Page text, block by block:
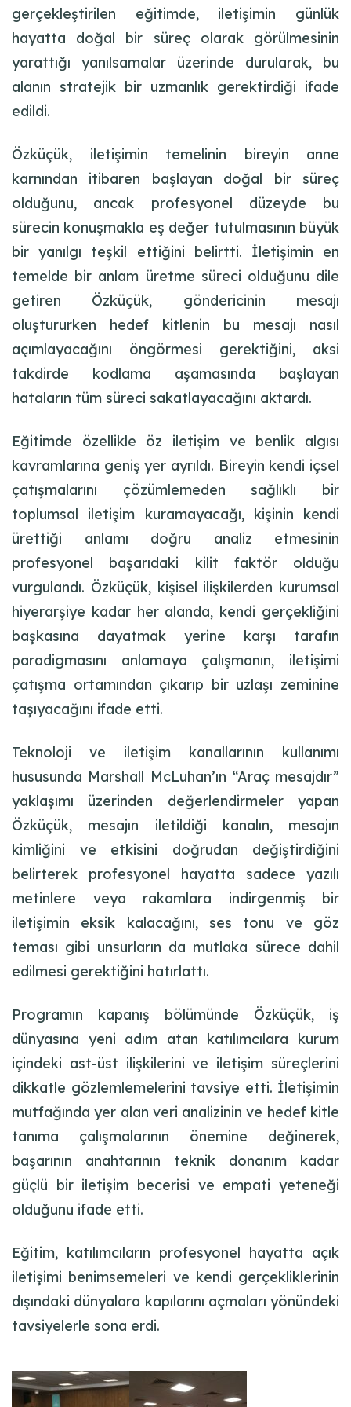
gerçekleştirilen eğitimde, iletişimin günlük
hayatta doğal bir süreç olarak görülmesinin
yarattığı yanılsamalar üzerinde durularak, bu
alanın stratejik bir uzmanlık gerektirdiği ifade
edildi.
Özküçük, iletişimin temelinin bireyin anne
karnından itibaren başlayan doğal bir süreç
olduğunu, ancak profesyonel düzeyde bu
sürecin konuşmakla eş değer tutulmasının büyük
bir yanılgı teşkil ettiğini belirtti. İletişimin en
temelde bir anlam üretme süreci olduğunu dile
getiren Özküçük, göndericinin mesajı
oluştururken hedef kitlenin bu mesajı nasıl
açımlayacağını öngörmesi gerektiğini, aksi
takdirde kodlama aşamasında başlayan
hataların tüm süreci sakatlayacağını aktardı.
Eğitimde özellikle öz iletişim ve benlik algısı
kavramlarına geniş yer ayrıldı. Bireyin kendi içsel
çatışmalarını çözümlemeden sağlıklı bir
toplumsal iletişim kuramayacağı, kişinin kendi
ürettiği anlamı doğru analiz etmesinin
profesyonel başarıdaki kilit faktör olduğu
vurgulandı. Özküçük, kişisel ilişkilerden kurumsal
hiyerarşiye kadar her alanda, kendi gerçekliğini
başkasına dayatmak yerine karşı tarafın
paradigmasını anlamaya çalışmanın, iletişimi
çatışma ortamından çıkarıp bir uzlaşı zeminine
taşıyacağını ifade etti.
Teknoloji ve iletişim kanallarının kullanımı
hususunda Marshall McLuhan’ın “Araç mesajdır”
yaklaşımı üzerinden değerlendirmeler yapan
Özküçük, mesajın iletildiği kanalın, mesajın
kimliğini ve etkisini doğrudan değiştirdiğini
belirterek profesyonel hayatta sadece yazılı
metinlere veya rakamlara indirgenmiş bir
iletişimin eksik kalacağını, ses tonu ve göz
teması gibi unsurların da mutlaka sürece dahil
edilmesi gerektiğini hatırlattı.
Programın kapanış bölümünde Özküçük, iş
dünyasına yeni adım atan katılımcılara kurum
içindeki ast-üst ilişkilerini ve iletişim süreçlerini
dikkatle gözlemlemelerini tavsiye etti. İletişimin
mutfağında yer alan veri analizinin ve hedef kitle
tanıma çalışmalarının önemine değinerek,
başarının anahtarının teknik donanım kadar
güçlü bir iletişim becerisi ve empati yeteneği
olduğunu ifade etti.
Eğitim, katılımcıların profesyonel hayatta açık
iletişimi benimsemeleri ve kendi gerçekliklerinin
dışındaki dünyalara kapılarını açmaları yönündeki
tavsiyelerle sona erdi.